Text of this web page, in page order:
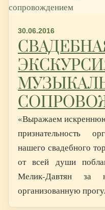
30.06.2016
«Выражаем
признательность
нашего свадебного
от всей души
Мелик-Давтян за
организованную